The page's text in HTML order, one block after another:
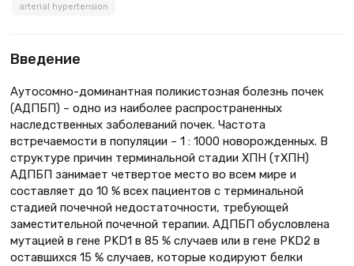
arterial hypertension
Введение
Аутосомно-доминантная поликистозная болезнь почек
(АДПБП) – одно из наиболее распространенных
наследственных заболеваний почек. Частота
встречаемости в популяции – 1 : 1000 новорожденных. В
структуре причин терминальной стадии ХПН (тХПН)
АДПБП занимает четвертое место во всем мире и
составляет до 10 % всех пациентов с терминальной
стадией почечной недостаточности, требующей
заместительной почечной терапии. AДПБП обусловлена
мутацией в гене PKD1 в 85 % случаев или в гене PKD2 в
оставшихся 15 % случаев, которые кодируют белки